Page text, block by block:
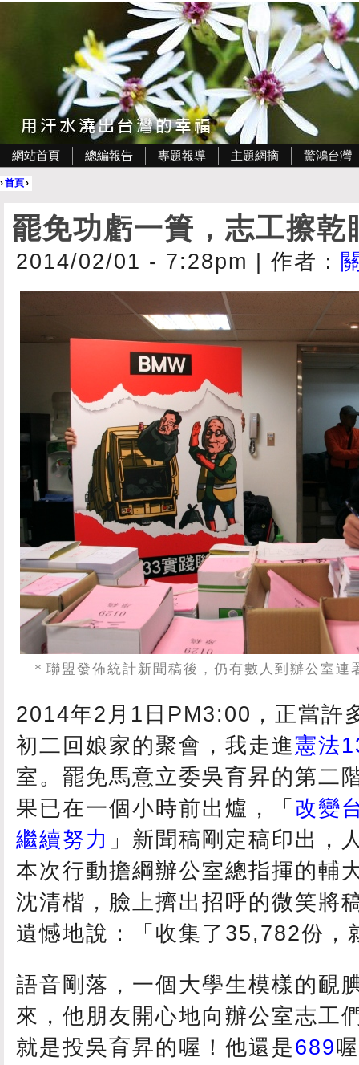
網站首頁 總編報告 專題報導 主題網摘 驚鴻台灣
›首頁›
罷免功虧一簣，志工擦乾
2014/02/01 - 7:28pm
＊聯盟發佈統計新聞稿後，仍有數人到辦公室連
2014年2月1日PM3:00，正當許
初二回娘家的聚會，我走進憲法
室。罷免馬意立委吳育昇的第二
果已在一個小時前出爐，「 改變
繼續努力 」新聞稿剛定稿印出，
本次行動擔綱辦公室總指揮的輔
沈清楷，臉上擠出招呼的微笑將
遺憾地說：「收集了35,782份，
語音剛落，一個大學生模樣的靦
來，他朋友開心地向辦公室志工
就是投吳育昇的喔！他還是689